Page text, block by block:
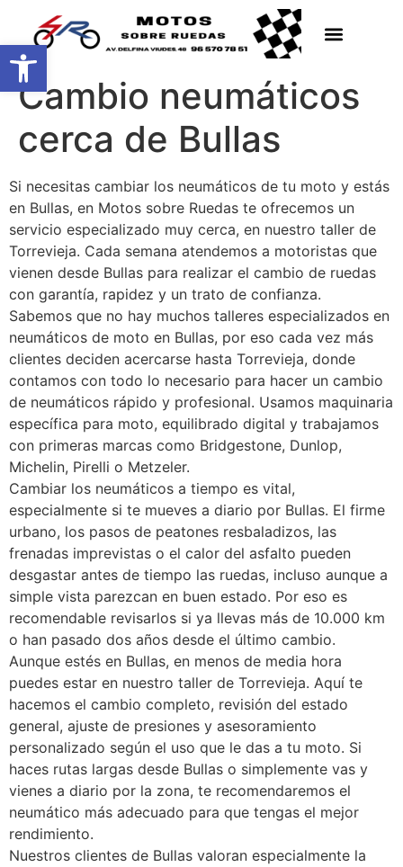
Abrir barra de herramientas
Cambio neumáticos
cerca de Bullas
Si necesitas cambiar los neumáticos de tu moto y estás
en Bullas, en Motos sobre Ruedas te ofrecemos un
servicio especializado muy cerca, en nuestro taller de
Torrevieja. Cada semana atendemos a motoristas que
vienen desde Bullas para realizar el cambio de ruedas
con garantía, rapidez y un trato de confianza.
Sabemos que no hay muchos talleres especializados en
neumáticos de moto en Bullas, por eso cada vez más
clientes deciden acercarse hasta Torrevieja, donde
contamos con todo lo necesario para hacer un cambio
de neumáticos rápido y profesional. Usamos maquinaria
específica para moto, equilibrado digital y trabajamos
con primeras marcas como Bridgestone, Dunlop,
Michelin, Pirelli o Metzeler.
Cambiar los neumáticos a tiempo es vital,
especialmente si te mueves a diario por Bullas. El firme
urbano, los pasos de peatones resbaladizos, las
frenadas imprevistas o el calor del asfalto pueden
desgastar antes de tiempo las ruedas, incluso aunque a
simple vista parezcan en buen estado. Por eso es
recomendable revisarlos si ya llevas más de 10.000 km
o han pasado dos años desde el último cambio.
Aunque estés en Bullas, en menos de media hora
puedes estar en nuestro taller de Torrevieja. Aquí te
hacemos el cambio completo, revisión del estado
general, ajuste de presiones y asesoramiento
personalizado según el uso que le das a tu moto. Si
haces rutas largas desde Bullas o simplemente vas y
vienes a diario por la zona, te recomendaremos el
neumático más adecuado para que tengas el mejor
rendimiento.
Nuestros clientes de Bullas valoran especialmente la